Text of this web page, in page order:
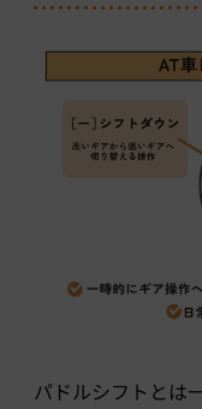
パドルシフトとは